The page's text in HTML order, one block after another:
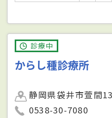
診療中
からし種診療所
静岡県袋井市萱間
0538-30-7080